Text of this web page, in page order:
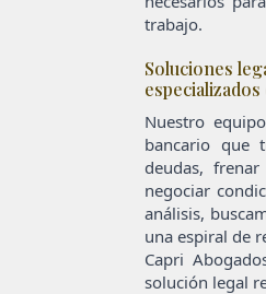
trabajo.
Soluciones
Nuestro
bancario que
deudas,
negociar
análisis,
una espiral de
Capri
solución legal